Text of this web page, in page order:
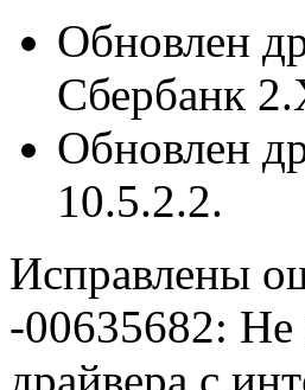
Обновлен
Сбербанк
Обновлен
10.5.2.2.
Исправлены
-00635682: Не